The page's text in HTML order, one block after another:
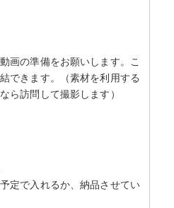
画の準備をお願いします。こ
できます。（素材を利用する
ら訪問して撮影します）
定で入れるか、納品させてい